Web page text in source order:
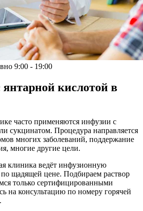
9:00 - 19:00
кислотой в
часто применяются инфузии с
сукцинатом. Процедура направляется
многих заболеваний, поддержание
многие другие цели.
клиника ведёт инфузионную
щадящей цене. Подбираем раствор
только сертифицированными
на консультацию по номеру горячей